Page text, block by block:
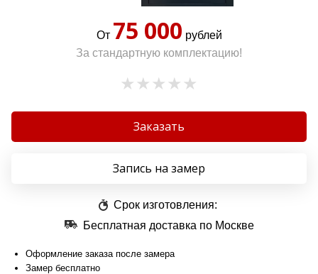
От 75 000 рублей
За стандартную комплектацию!
Заказать
Запись на замер
Срок изготовления:
Бесплатная доставка по Москве
Оформление заказа после замера
Замер бесплатно